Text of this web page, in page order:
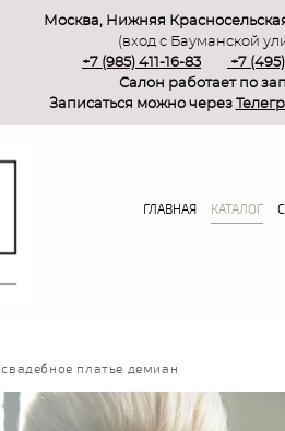
Москва, Нижняя
(вход с Бауманской
+7 (985) 411-16-83
+7
Салон работает по
Записаться можно через
ГЛАВНАЯ КАТАЛОГ
свадебное платье демиан